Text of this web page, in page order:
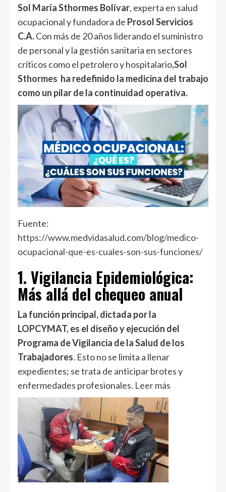
Sol María Sthormes Bolívar, experta en salud
ocupacional y fundadora de Prosol Servicios
C.A.Con más de 20 años liderando el suministro
de personal y la gestión sanitaria en sectores
críticos como el petrolero y hospitalario,Sol
Sthormes ha redefinido la medicina del trabajo
como un pilar de la continuidad operativa.
Fuente:
https://www.medvidasalud.com/blog/medico-
ocupacional-que-es-cuales-son-sus-funciones/
1. Vigilancia Epidemiológica:
Más allá del chequeo anual
La función principal, dictada por la
LOPCYMAT, es el diseño y ejecución del
Programa de Vigilancia de la Salud de los
Trabajadores. Esto no se limita a llenar
expedientes; se trata de anticipar brotes y
enfermedades profesionales. Leer más